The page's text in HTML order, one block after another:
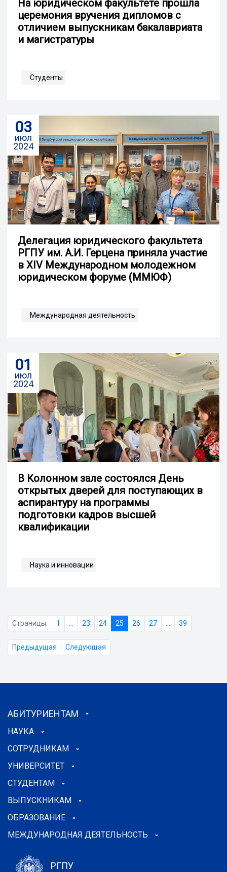
На юридическом факультете прошла
церемония вручения дипломов с
отличием выпускникам бакалавриата
и магистратуры
Студенты
03
июл
2024
Делегация юридического факультета
РГПУ им. А.И. Герцена приняла участие
в XIV Международном молодежном
юридическом форуме (ММЮФ)
Международная деятельность
01
июл
2024
В Колонном зале состоялся День
открытых дверей для поступающих в
аспирантуру на программы
подготовки кадров высшей
квалификации
Наука и инновации
Страницы: 1 23 24 25 26 27 39
Предыдущая Следующая
АБИТУРИЕНТАМ
НАУКА
СОТРУДНИКАМ
УНИВЕРСИТЕТ
СТУДЕНТАМ
ВЫПУСКНИКАМ
ОБРАЗОВАНИЕ
МЕЖДУНАРОДНАЯ ДЕЯТЕЛЬНОСТЬ
РГПУ